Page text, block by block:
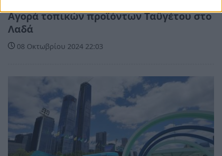
Αγορά τοπικών προϊόντων Ταϋγέτου στο
Λαδά
08 Οκτωβρίου 2024 22:03